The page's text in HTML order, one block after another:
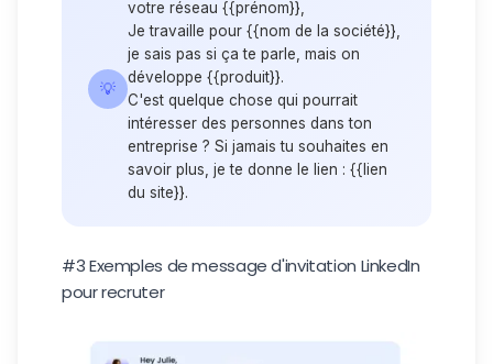
💡
votre réseau {{prénom}},
Je travaille pour {{nom de la société}},
je sais pas si ça te parle, mais on
développe {{produit}}.
C'est quelque chose qui pourrait
intéresser des personnes dans ton
entreprise ? Si jamais tu souhaites en
savoir plus, je te donne le lien : {{lien
du site}}.
#3 Exemples de message d'invitation LinkedIn
pour recruter